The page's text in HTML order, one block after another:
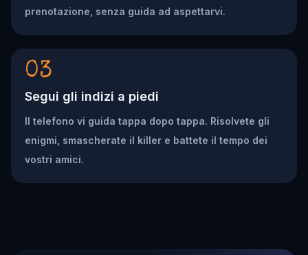
prenotazione, senza guida ad aspettarvi.
03
Segui gli indizi a piedi
Il telefono vi guida tappa dopo tappa. Risolvete gli
enigmi, smascherate il killer e battete il tempo dei
vostri amici.